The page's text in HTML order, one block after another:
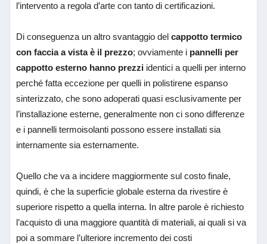
l’intervento a regola d’arte con tanto di certificazioni.
Di conseguenza un altro svantaggio delcappotto termico
con faccia a vista è il prezzo; ovviamente i pannelli per
cappotto esterno hanno prezzi identici a quelli per interno
perché fatta eccezione per quelli in polistirene espanso
sinterizzato, che sono adoperati quasi esclusivamente per
l’installazione esterne, generalmente non ci sono differenze
e i pannelli termoisolanti possono essere installati sia
internamente sia esternamente.
Quello che va a incidere maggiormente sul costo finale,
quindi, è che la superficie globale esterna da rivestire è
superiore rispetto a quella interna. In altre parole è richiesto
l’acquisto di una maggiore quantità di materiali, ai quali si va
poi a sommare l’ulteriore incremento dei costi